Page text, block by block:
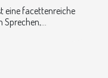
eine facettenreiche
Sprechen,...